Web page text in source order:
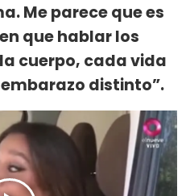
Me parece que es
que hablar los
cuerpo, cada vida
distinto”.